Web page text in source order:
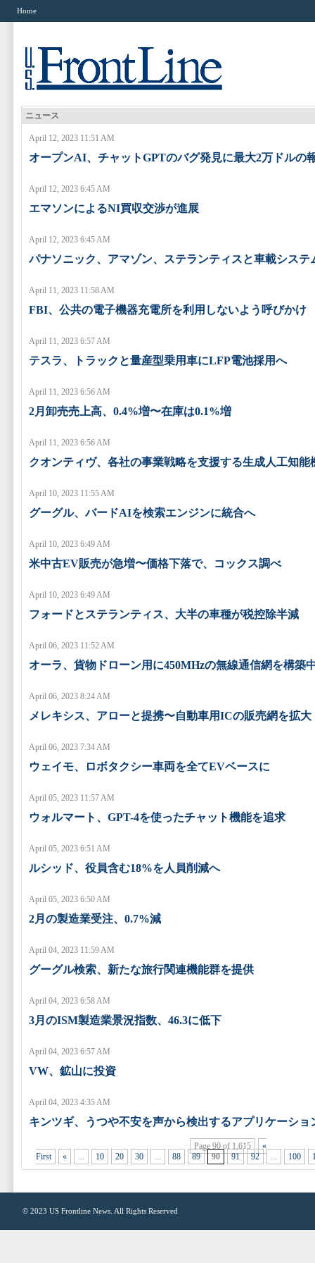
Home
ニュース
April 12, 2023 11:51 AM
オープンAI、チャットGPTのバグ発見に最大2万ドルの
April 12, 2023 6:45 AM
エマソンによるNI買収交渉が進展
April 12, 2023 6:45 AM
パナソニック、アマゾン、ステランティスと車載システ
April 11, 2023 11:58 AM
FBI、公共の電子機器充電所を利用しないよう呼びかけ
April 11, 2023 6:57 AM
テスラ、トラックと量産型乗用車にLFP電池採用へ
April 11, 2023 6:56 AM
2月卸売売上高、0.4%増〜在庫は0.1%増
April 11, 2023 6:56 AM
クオンティヴ、各社の事業戦略を支援する生成人工知能
April 10, 2023 11:55 AM
グーグル、バードAIを検索エンジンに統合へ
April 10, 2023 6:49 AM
米中古EV販売が急増〜価格下落で、コックス調べ
April 10, 2023 6:49 AM
フォードとステランティス、大半の車種が税控除半減
April 06, 2023 11:52 AM
オーラ、貨物ドローン用に450MHzの無線通信網を構築
April 06, 2023 8:24 AM
メレキシス、アローと提携〜自動車用ICの販売網を拡大
April 06, 2023 7:34 AM
ウェイモ、ロボタクシー車両を全てEVベースに
April 05, 2023 11:57 AM
ウォルマート、GPT-4を使ったチャット機能を追求
April 05, 2023 6:51 AM
ルシッド、役員含む18%を人員削減へ
April 05, 2023 6:50 AM
2月の製造業受注、0.7%減
April 04, 2023 11:59 AM
グーグル検索、新たな旅行関連機能群を提供
April 04, 2023 6:58 AM
3月のISM製造業景況指数、46.3に低下
April 04, 2023 6:57 AM
VW、鉱山に投資
April 04, 2023 4:35 AM
キンツギ、うつや不安を声から検出するアプリケーショ
Page 90 of 1,615
«
First
« ... 10 20 30 ... 88 89 90 91 92 ... 100
© 2023 US Frontline News . All Rights Reserved